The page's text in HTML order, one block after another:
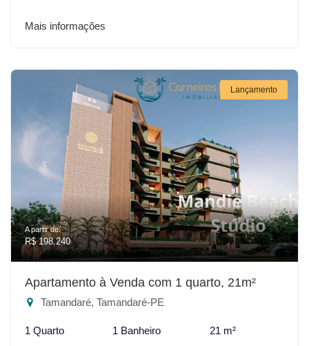
Mais informações
Lançamento
A partir de:
R$ 198.240
Apartamento à Venda com 1 quarto, 21m²
Tamandaré, Tamandaré-PE
1 Quarto 1 Banheiro 21 m²